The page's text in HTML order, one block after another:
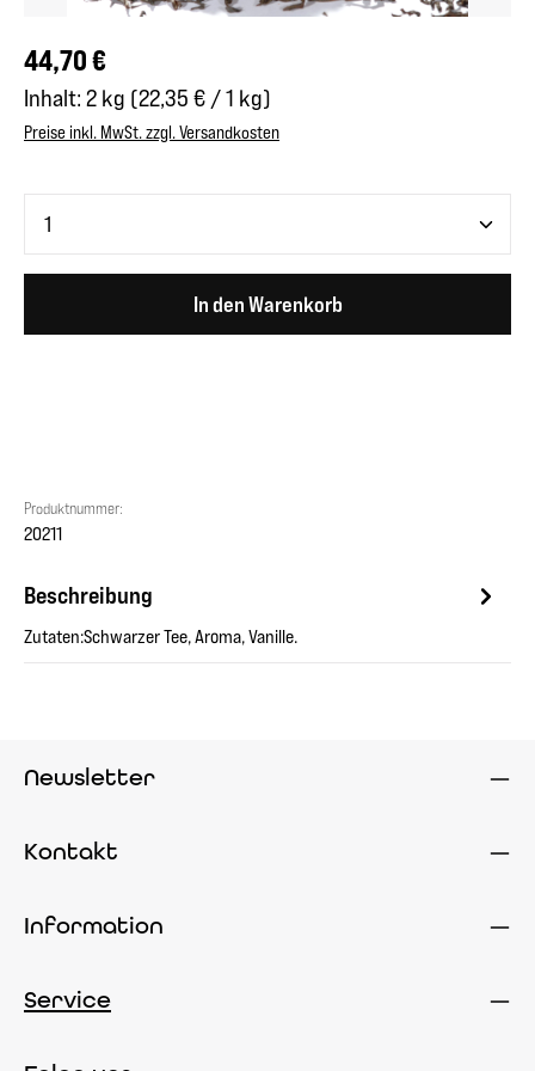
Regulärer Preis:
44,70 €
Inhalt: 2 kg (22,35 € / 1 kg)
Preise inkl. MwSt. zzgl. Versandkosten
In den Warenkorb
Produktnummer:
20211
Beschreibung
Zutaten:Schwarzer Tee, Aroma, Vanille.
Newsletter
Kontakt
Information
Service